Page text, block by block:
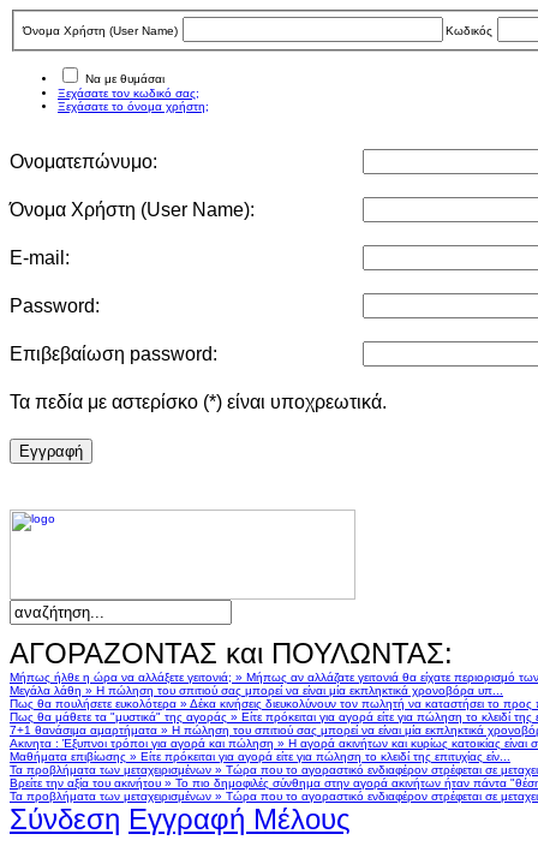
Όνομα Χρήστη (User Νame) Κωδικός
Να με θυμάσαι
Ξεχάσατε τον κωδικό σας;
Ξεχάσατε το όνομα χρήστη;
Ονοματεπώνυμο:
Όνομα Χρήστη (User Νame):
E-mail:
Password:
Επιβεβαίωση password:
Τα πεδία με αστερίσκο (*) είναι υποχρεωτικά.
Eγγραφή
ΑΓΟΡΑΖΟΝΤΑΣ και ΠΟΥΛΩΝΤΑΣ:
Μήπως ήλθε η ώρα να αλλάξετε γειτονιά; » Μήπως αν αλλάζατε γειτονιά θα είχατε περιορισμό
Μεγάλα λάθη » Η πώληση του σπιτιού σας μπορεί να είναι μία εκπληκτικά χρονοβόρα υπ...
Πως θα πουλήσετε ευκολότερα » Δέκα κινήσεις διευκολύνουν τον πωλητή να καταστήσει το
Πως θα μάθετε τα "μυστικά" της αγοράς » Είτε πρόκειται για αγορά είτε για πώληση το κλειδί της
7+1 θανάσιμα αμαρτήματα » Η πώληση του σπιτιού σας μπορεί να είναι μία εκπληκτικά
Ακινητα : Έξυπνοι τρόποι για αγορά και πώληση » Η αγορά ακινήτων και κυρίως κατοικίας
Μαθήματα επιβίωσης » Είτε πρόκειται για αγορά είτε για πώληση το κλειδί της επιτυχίας είν...
Τα προβλήματα των μεταχειρισμένων » Τώρα που το αγοραστικό ενδιαφέρον στρέφεται σε
Βρείτε την αξία του ακινήτου » Το πιο δημοφιλές σύνθημα στην αγορά ακινήτων ήταν πάντα
Τα προβλήματα των μεταχειρισμένων » Τώρα που το αγοραστικό ενδιαφέρον στρέφεται σε
Σύνδεση Εγγραφή Μέλους